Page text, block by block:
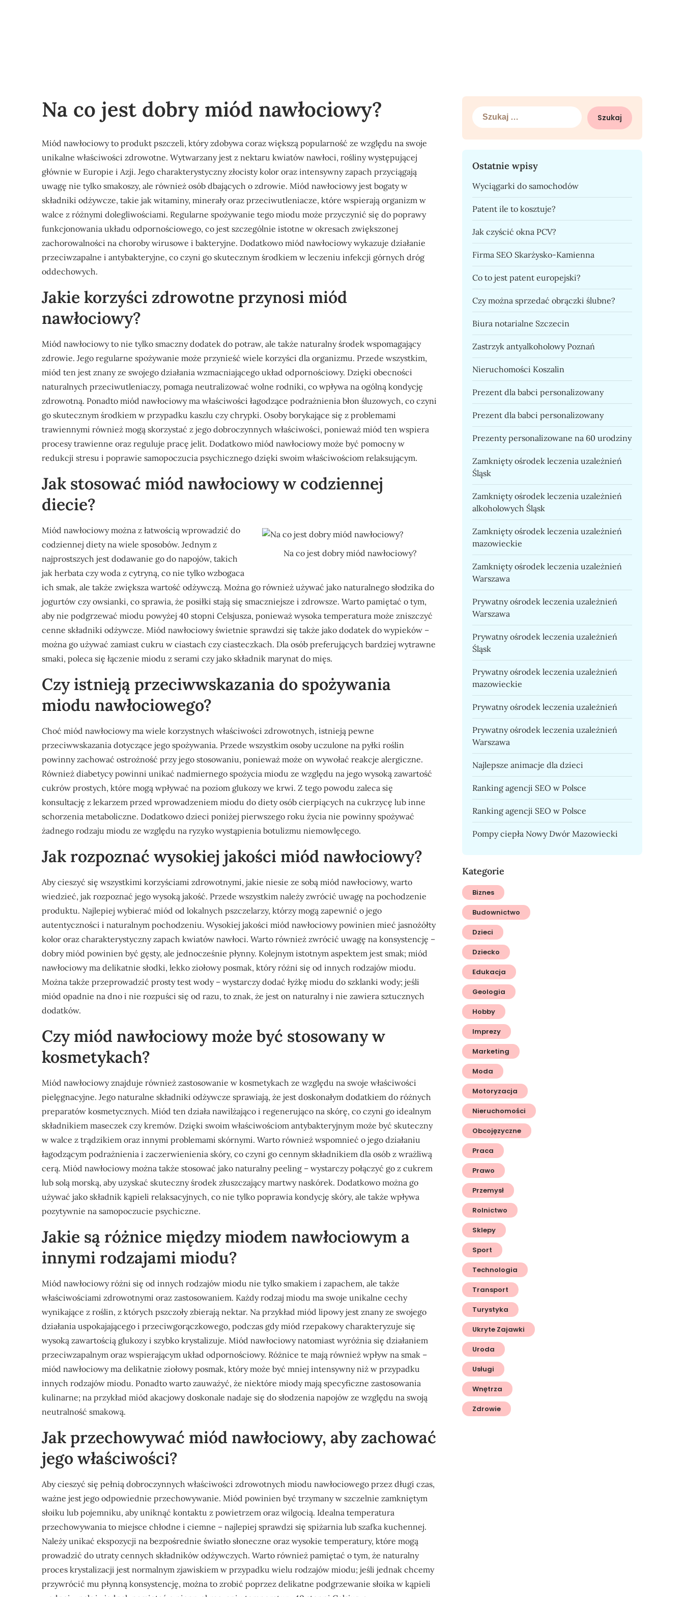
Na co jest dobry miód nawłociowy?
Miód nawłociowy to produkt pszczeli, który zdobywa coraz większą popularność ze względu na swoje
unikalne właściwości zdrowotne. Wytwarzany jest z nektaru kwiatów nawłoci, rośliny występującej
głównie w Europie i Azji. Jego charakterystyczny złocisty kolor oraz intensywny zapach przyciągają
uwagę nie tylko smakoszy, ale również osób dbających o zdrowie. Miód nawłociowy jest bogaty w
składniki odżywcze, takie jak witaminy, minerały oraz przeciwutleniacze, które wspierają organizm w
walce z różnymi dolegliwościami. Regularne spożywanie tego miodu może przyczynić się do poprawy
funkcjonowania układu odpornościowego, co jest szczególnie istotne w okresach zwiększonej
zachorowalności na choroby wirusowe i bakteryjne. Dodatkowo miód nawłociowy wykazuje działanie
przeciwzapalne i antybakteryjne, co czyni go skutecznym środkiem w leczeniu infekcji górnych dróg
oddechowych.
Jakie korzyści zdrowotne przynosi miód
nawłociowy?
Miód nawłociowy to nie tylko smaczny dodatek do potraw, ale także naturalny środek wspomagający
zdrowie. Jego regularne spożywanie może przynieść wiele korzyści dla organizmu. Przede wszystkim,
miód ten jest znany ze swojego działania wzmacniającego układ odpornościowy. Dzięki obecności
naturalnych przeciwutleniaczy, pomaga neutralizować wolne rodniki, co wpływa na ogólną kondycję
zdrowotną. Ponadto miód nawłociowy ma właściwości łagodzące podrażnienia błon śluzowych, co czyni
go skutecznym środkiem w przypadku kaszlu czy chrypki. Osoby borykające się z problemami
trawiennymi również mogą skorzystać z jego dobroczynnych właściwości, ponieważ miód ten wspiera
procesy trawienne oraz reguluje pracę jelit. Dodatkowo miód nawłociowy może być pomocny w
redukcji stresu i poprawie samopoczucia psychicznego dzięki swoim właściwościom relaksującym.
Jak stosować miód nawłociowy w codziennej
diecie?
Na co jest dobry miód nawłociowy?
Miód nawłociowy można z łatwością wprowadzić do
codziennej diety na wiele sposobów. Jednym z
najprostszych jest dodawanie go do napojów, takich
jak herbata czy woda z cytryną, co nie tylko wzbogaca
ich smak, ale także zwiększa wartość odżywczą. Można go również używać jako naturalnego słodzika do
jogurtów czy owsianki, co sprawia, że posiłki stają się smaczniejsze i zdrowsze. Warto pamiętać o tym,
aby nie podgrzewać miodu powyżej 40 stopni Celsjusza, ponieważ wysoka temperatura może zniszczyć
cenne składniki odżywcze. Miód nawłociowy świetnie sprawdzi się także jako dodatek do wypieków –
można go używać zamiast cukru w ciastach czy ciasteczkach. Dla osób preferujących bardziej wytrawne
smaki, poleca się łączenie miodu z serami czy jako składnik marynat do mięs.
Czy istnieją przeciwwskazania do spożywania
miodu nawłociowego?
Choć miód nawłociowy ma wiele korzystnych właściwości zdrowotnych, istnieją pewne
przeciwwskazania dotyczące jego spożywania. Przede wszystkim osoby uczulone na pyłki roślin
powinny zachować ostrożność przy jego stosowaniu, ponieważ może on wywołać reakcje alergiczne.
Również diabetycy powinni unikać nadmiernego spożycia miodu ze względu na jego wysoką zawartość
cukrów prostych, które mogą wpływać na poziom glukozy we krwi. Z tego powodu zaleca się
konsultację z lekarzem przed wprowadzeniem miodu do diety osób cierpiących na cukrzycę lub inne
schorzenia metaboliczne. Dodatkowo dzieci poniżej pierwszego roku życia nie powinny spożywać
żadnego rodzaju miodu ze względu na ryzyko wystąpienia botulizmu niemowlęcego.
Jak rozpoznać wysokiej jakości miód nawłociowy?
Aby cieszyć się wszystkimi korzyściami zdrowotnymi, jakie niesie ze sobą miód nawłociowy, warto
wiedzieć, jak rozpoznać jego wysoką jakość. Przede wszystkim należy zwrócić uwagę na pochodzenie
produktu. Najlepiej wybierać miód od lokalnych pszczelarzy, którzy mogą zapewnić o jego
autentyczności i naturalnym pochodzeniu. Wysokiej jakości miód nawłociowy powinien mieć jasnożółty
kolor oraz charakterystyczny zapach kwiatów nawłoci. Warto również zwrócić uwagę na konsystencję –
dobry miód powinien być gęsty, ale jednocześnie płynny. Kolejnym istotnym aspektem jest smak; miód
nawłociowy ma delikatnie słodki, lekko ziołowy posmak, który różni się od innych rodzajów miodu.
Można także przeprowadzić prosty test wody – wystarczy dodać łyżkę miodu do szklanki wody; jeśli
miód opadnie na dno i nie rozpuści się od razu, to znak, że jest on naturalny i nie zawiera sztucznych
dodatków.
Czy miód nawłociowy może być stosowany w
kosmetykach?
Miód nawłociowy znajduje również zastosowanie w kosmetykach ze względu na swoje właściwości
pielęgnacyjne. Jego naturalne składniki odżywcze sprawiają, że jest doskonałym dodatkiem do różnych
preparatów kosmetycznych. Miód ten działa nawilżająco i regenerująco na skórę, co czyni go idealnym
składnikiem maseczek czy kremów. Dzięki swoim właściwościom antybakteryjnym może być skuteczny
w walce z trądzikiem oraz innymi problemami skórnymi. Warto również wspomnieć o jego działaniu
łagodzącym podrażnienia i zaczerwienienia skóry, co czyni go cennym składnikiem dla osób z wrażliwą
cerą. Miód nawłociowy można także stosować jako naturalny peeling – wystarczy połączyć go z cukrem
lub solą morską, aby uzyskać skuteczny środek złuszczający martwy naskórek. Dodatkowo można go
używać jako składnik kąpieli relaksacyjnych, co nie tylko poprawia kondycję skóry, ale także wpływa
pozytywnie na samopoczucie psychiczne.
Jakie są różnice między miodem nawłociowym a
innymi rodzajami miodu?
Miód nawłociowy różni się od innych rodzajów miodu nie tylko smakiem i zapachem, ale także
właściwościami zdrowotnymi oraz zastosowaniem. Każdy rodzaj miodu ma swoje unikalne cechy
wynikające z roślin, z których pszczoły zbierają nektar. Na przykład miód lipowy jest znany ze swojego
działania uspokajającego i przeciwgorączkowego, podczas gdy miód rzepakowy charakteryzuje się
wysoką zawartością glukozy i szybko krystalizuje. Miód nawłociowy natomiast wyróżnia się działaniem
przeciwzapalnym oraz wspierającym układ odpornościowy. Różnice te mają również wpływ na smak –
miód nawłociowy ma delikatnie ziołowy posmak, który może być mniej intensywny niż w przypadku
innych rodzajów miodu. Ponadto warto zauważyć, że niektóre miody mają specyficzne zastosowania
kulinarne; na przykład miód akacjowy doskonale nadaje się do słodzenia napojów ze względu na swoją
neutralność smakową.
Jak przechowywać miód nawłociowy, aby zachować
jego właściwości?
Aby cieszyć się pełnią dobroczynnych właściwości zdrowotnych miodu nawłociowego przez długi czas,
ważne jest jego odpowiednie przechowywanie. Miód powinien być trzymany w szczelnie zamkniętym
słoiku lub pojemniku, aby uniknąć kontaktu z powietrzem oraz wilgocią. Idealna temperatura
przechowywania to miejsce chłodne i ciemne – najlepiej sprawdzi się spiżarnia lub szafka kuchennej.
Należy unikać ekspozycji na bezpośrednie światło słoneczne oraz wysokie temperatury, które mogą
prowadzić do utraty cennych składników odżywczych. Warto również pamiętać o tym, że naturalny
proces krystalizacji jest normalnym zjawiskiem w przypadku wielu rodzajów miodu; jeśli jednak chcemy
przywrócić mu płynną konsystencję, można to zrobić poprzez delikatne podgrzewanie słoika w kąpieli
Szukaj:
Ostatnie wpisy
Wyciągarki do samochodów
Patent ile to kosztuje?
Jak czyścić okna PCV?
Firma SEO Skarżysko-Kamienna
Co to jest patent europejski?
Czy można sprzedać obrączki ślubne?
Biura notarialne Szczecin
Zastrzyk antyalkoholowy Poznań
Nieruchomości Koszalin
Prezent dla babci personalizowany
Prezent dla babci personalizowany
Prezenty personalizowane na 60 urodziny
Zamknięty ośrodek leczenia uzależnień
Śląsk
Zamknięty ośrodek leczenia uzależnień
alkoholowych Śląsk
Zamknięty ośrodek leczenia uzależnień
mazowieckie
Zamknięty ośrodek leczenia uzależnień
Warszawa
Prywatny ośrodek leczenia uzależnień
Warszawa
Prywatny ośrodek leczenia uzależnień
Śląsk
Prywatny ośrodek leczenia uzależnień
mazowieckie
Prywatny ośrodek leczenia uzależnień
Prywatny ośrodek leczenia uzależnień
Warszawa
Najlepsze animacje dla dzieci
Ranking agencji SEO w Polsce
Ranking agencji SEO w Polsce
Pompy ciepła Nowy Dwór Mazowiecki
Kategorie
Biznes
Budownictwo
Dzieci
Dziecko
Edukacja
Geologia
Hobby
Imprezy
Marketing
Moda
Motoryzacja
Nieruchomości
Obcojęzyczne
Praca
Prawo
Przemysł
Rolnictwo
Sklepy
Sport
Technologia
Transport
Turystyka
Ukryte Zajawki
Uroda
Usługi
Wnętrza
Zdrowie